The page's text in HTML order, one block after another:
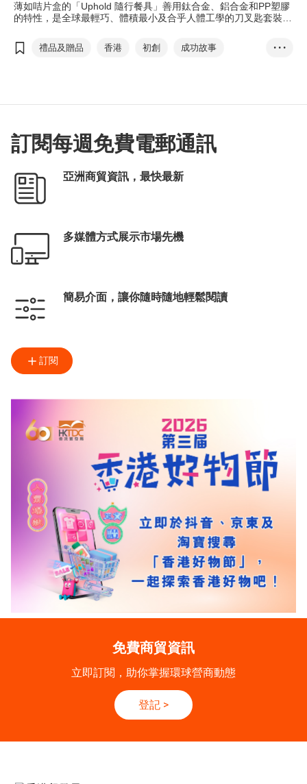
薄如咭片盒的「Uphold 隨行餐具」善用鈦合金、鋁合金和PP塑膠
的特性，是全球最輕巧、體積最小及合乎人體工學的刀叉匙套裝，
劃參與香港貿發局主辦的香港禮品及贈品展接觸海外買家，以及在
「香港•設計廊」展銷產品，拓闊零售市場。
禮品及贈品 香港 初創
成功故事
• • •
訂閱每週免費電郵通訊
亞洲商貿資訊，最快最新
多媒體方式展示市場先機
簡易介面，讓你隨時隨地輕鬆閱讀
訂閱
免費商貿資訊
立即訂閱，助你掌握環球營商動態
登記 >